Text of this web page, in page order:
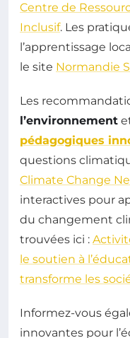
Centre de
Inclusif. Les
l’apprentissage
le site Normandie
Les
l’environnement
pédagogiques
questions
Climate Change
interactives pour
du changement
trouvées ici :
le soutien à
transforme les
Informez-vous
innovantes pour